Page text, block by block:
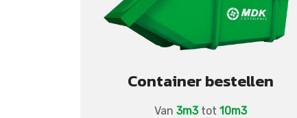
Container bestellen
Van 3m3 tot 10m3